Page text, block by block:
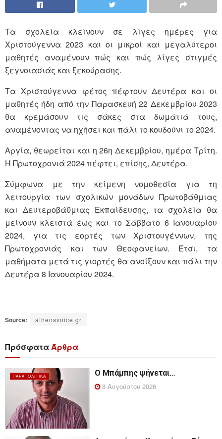
Τα σχολεία κλείνουν σε λίγες ημέρες για
Χριστούγεννα 2023 και οι μικροί και μεγαλύτεροι
μαθητές αναμένουν πώς και πώς λίγες στιγμές
ξεγνοιασιάς και ξεκούρασης.
Τα Χριστούγεννα φέτος πέφτουν Δευτέρα και οι
μαθητές ήδη από την Παρασκευή 22 Δεκεμβρίου 2023
θα κρεμάσουν τις σάκες στα δωμάτιά τους,
αναμένοντας να ηχήσει και πάλι το κουδούνι το 2024.
Αργία, θεωρείται και η 26η Δεκεμβρίου, ημέρα Τρίτη.
Η Πρωτοχρονιά 2024 πέφτει, επίσης, Δευτέρα.
Σύμφωνα με την κείμενη νομοθεσία για τη
λειτουργία των σχολικών μονάδων Πρωτοβάθμιας
και Δευτεροβάθμιας Εκπαίδευσης, τα σχολεία θα
μείνουν κλειστά έως και το Σάββατο 6 Ιανουαρίου
2024, για τις εορτές των Χριστουγέννων, της
Πρωτοχρονιάς και των Θεοφανείων. Έτσι, τα
μαθήματα μετά τις γιορτές θα ανοίξουν και πάλι την
Δευτέρα 8 Ιανουαρίου 2024.
Source: athensvoice.gr
ΠρόσφαταΆρθρα
ΠΑΡΑΠΟΛΙΤΙΚΆ
Ο Μπάμπης ψήνεται…
8 Αυγούστου 2026